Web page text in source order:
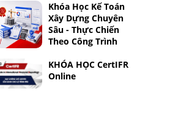
Khóa Học Kế Toán
Xây Dựng Chuyên
Sâu - Thực Chiến
Theo Công Trình
KHÓA HỌC CertIFR
Online